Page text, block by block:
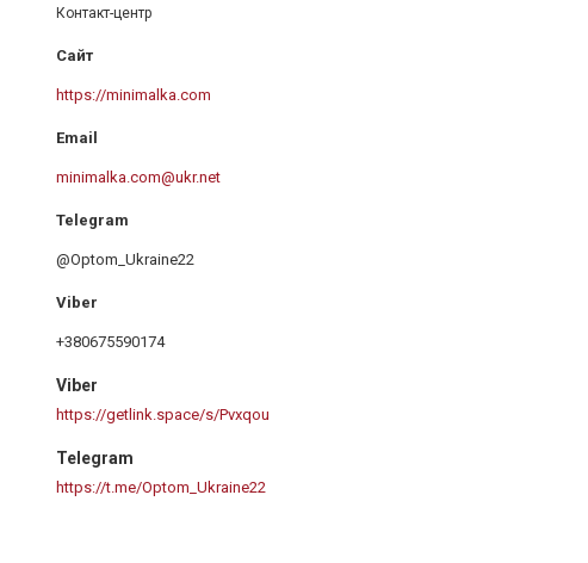
Контакт-центр
https://minimalka.com
minimalka.com@ukr.net
@Optom_Ukraine22
+380675590174
Viber
https://getlink.space/s/Pvxqou
Telegram
https://t.me/Optom_Ukraine22